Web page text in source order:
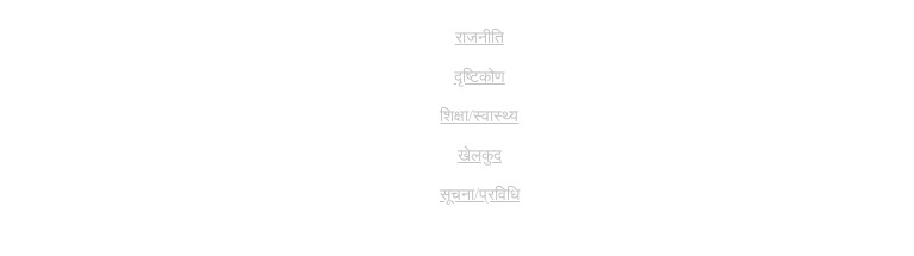
राजनीति
दृष्टिकोण
शिक्षा/स्वास्थ्य
खेलकुद
सूचना/प्रविधि